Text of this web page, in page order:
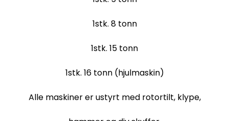
1stk. 8 tonn
1stk. 15 tonn
1stk. 16 tonn (hjulmaskin)
Alle maskiner er ustyrt med rotortilt, klype,